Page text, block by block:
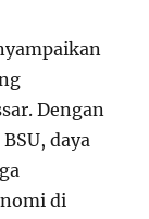
Dengan
daya
di